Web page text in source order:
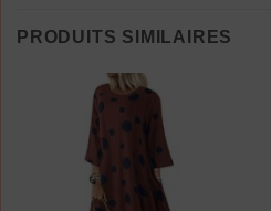
PRODUITS SIMILAIRES